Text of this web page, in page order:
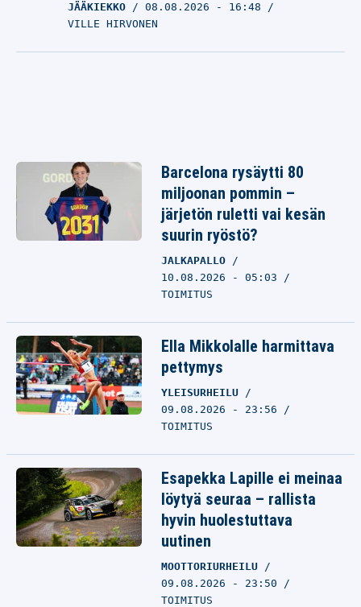
JÄÄKIEKKO 08.08.2026 - 16:48
VILLE HIRVONEN
Barcelona rysäytti 80
miljoonan pommin –
järjetön ruletti vai kesän
suurin ryöstö?
JALKAPALLO
10.08.2026 - 05:03
TOIMITUS
Ella Mikkolalle harmittava
pettymys
YLEISURHEILU
09.08.2026 - 23:56
TOIMITUS
Esapekka Lapille ei meinaa
löytyä seuraa – rallista
hyvin huolestuttava
uutinen
MOOTTORIURHEILU
09.08.2026 - 23:50
TOIMITUS